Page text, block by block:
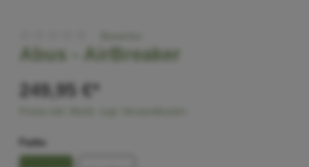
Abus -
AirBreaker
249,95 €*
Farbe